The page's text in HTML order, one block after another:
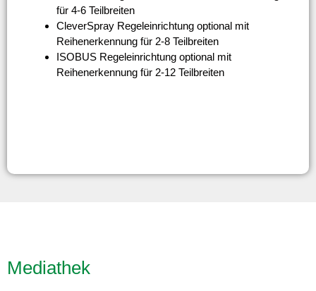
für 4-6 Teilbreiten
CleverSpray Regeleinrichtung optional mit
Reihenerkennung für 2-8 Teilbreiten
ISOBUS Regeleinrichtung optional mit
Reihenerkennung für 2-12 Teilbreiten
Mediathek